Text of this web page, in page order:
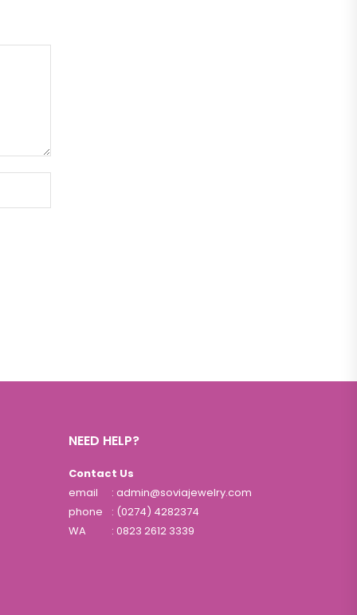
NEED HELP?
Contact Us
email
: admin@soviajewelry.com
phone
: (0274) 4282374
WA
: 0823 2612 3339